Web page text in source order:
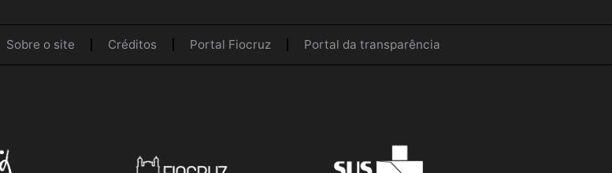
Sobre o site Créditos Portal Fiocruz Portal da transparência